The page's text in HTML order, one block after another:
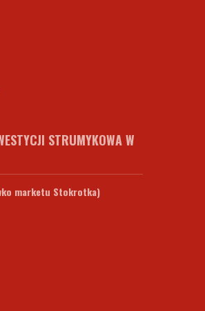
STRUMYKOWA W
marketu Stokrotka)